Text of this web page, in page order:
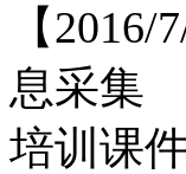
【
息采集
培训课件